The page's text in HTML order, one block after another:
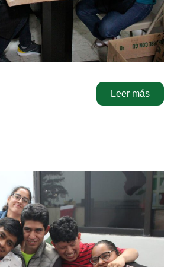
Leer más